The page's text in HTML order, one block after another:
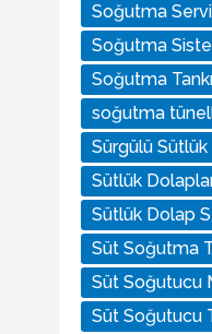
Soğutma
Soğutma
Soğutma
soğutma
Sürgülü
Sütlük
Sütlük Dolap
Süt Soğutma
Süt Soğutucu
Süt Soğutucu